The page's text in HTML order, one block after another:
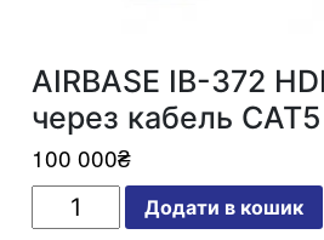
AIRBASE IB-372
через кабель
100 000₴
372
Додати в кошик